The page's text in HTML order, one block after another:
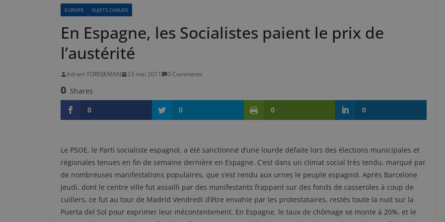
EUROPE SUJETS CHAUDS
En Espagne, les Socialistes paient le prix de
l’austérité
Adrien TORDJEMAN 23 mai 2011 0 Comments
0 Shares
0
0 0 0
Le PSOE, le Parti socialiste espagnol, a été sanctionné d’une lourde défaite lors des élections municipales et
régionales tenues en fin de semaine dernière en Espagne. C’est dans un climat social très tendu, marqué par
de nombreuses manifestations populaires, que s’est rendu aux urnes le peuple espagnol. Après Barcelone
Jeudi, dont le centre ville fut assailli par des manifestants frappant sur des fonds de casseroles à coup de
cuillers, ce fut au tour de Madrid Vendredi d’être envahie par les protestataires, restés toute la nuit sur la
Puerta del Sol pour exprimer leur mécontentement. En Espagne, le taux de chômage se monte à 20%, et le